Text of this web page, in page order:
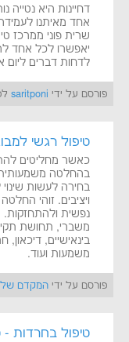
דחיינות היא
אחד מאיתנו
שרית פוני ממרכז
יאפשרו לכל אחד
לדחות דברים ליום
פורסם על ידי saritponi לפני 7
טיפול רגשי
כאשר מחליטים
בהחלטה
בחירה לעשות
ויציבים. זוהי
נפשית ולהתחזקות.
משברי, תחושת
בינאישיים,
משמעות ועוד.
פורסם על ידי המקדם
טיפול בחרדות -